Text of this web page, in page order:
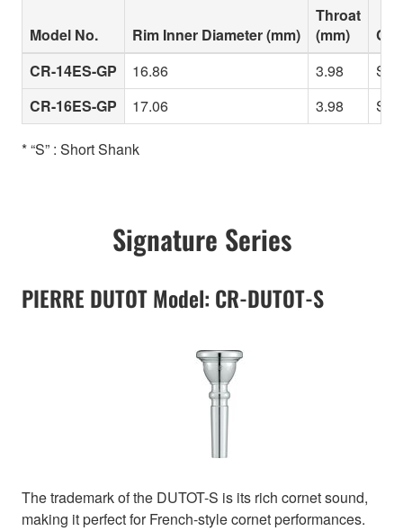
Model No. Rim Inner Diameter (mm)
Throat
(mm)
CR-14ES-GP
16.86 3.98
CR-16ES-GP
17.06 3.98
* “S” : Short Shank
Signature Series
PIERRE DUTOT Model: CR-DUTOT-S
The trademark of the DUTOT-S is its rich cornet sound,
making it perfect for French-style cornet performances.